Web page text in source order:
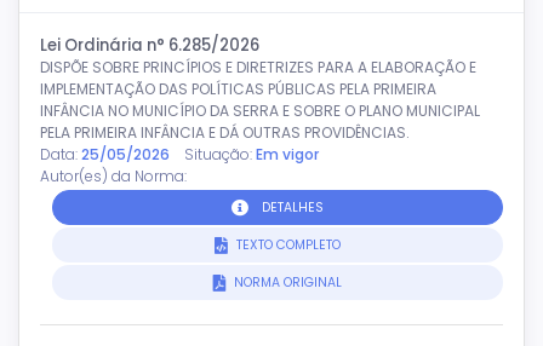
Lei Ordinária n° 6.285/2026
DISPÕE SOBRE PRINCÍPIOS E DIRETRIZES PARA A ELABORAÇÃO E
IMPLEMENTAÇÃO DAS POLÍTICAS PÚBLICAS PELA PRIMEIRA
INFÂNCIA NO MUNICÍPIO DA SERRA E SOBRE O PLANO MUNICIPAL
PELA PRIMEIRA INFÂNCIA E DÁ OUTRAS PROVIDÊNCIAS.
Data:25/05/2026 Situação: Em vigor
Autor(es) da Norma:
DETALHES
TEXTO COMPLETO
NORMA ORIGINAL